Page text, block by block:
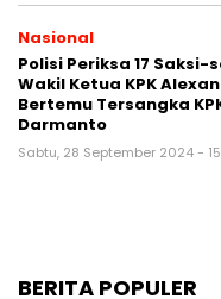
Nasional
Polisi Periksa 17 Saksi-
Wakil Ketua KPK
Bertemu Tersangka
Darmanto
Sabtu, 28 September 2024 -
BERITA POPULER